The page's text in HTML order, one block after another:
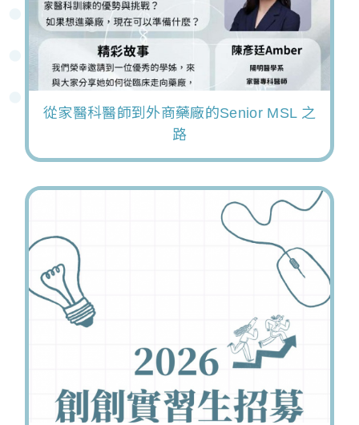
從家醫科醫師到外商藥廠的Senior MSL 之
路